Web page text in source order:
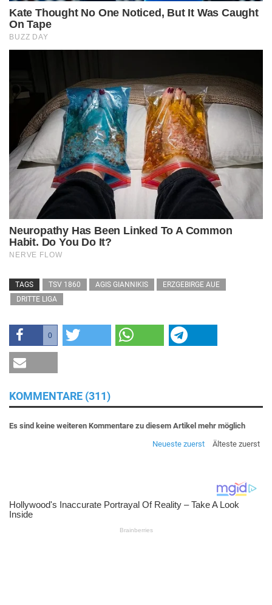
TAGS TSV 1860 AGIS GIANNIKIS
ERZGEBIRGE AUE
DRITTE LIGA
0
KOMMENTARE (311)
Es sind keine weiteren Kommentare zu diesem Artikel mehr möglich
Neueste zuerst
Älteste zuerst